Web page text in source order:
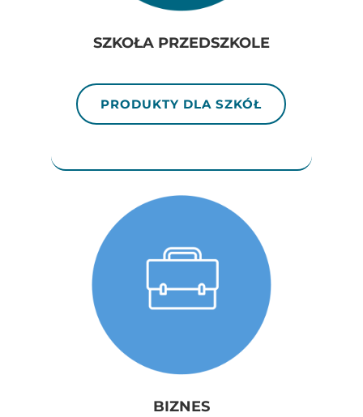
SZKOŁA PRZEDSZKOLE
PRODUKTY DLA SZKÓŁ
BIZNES